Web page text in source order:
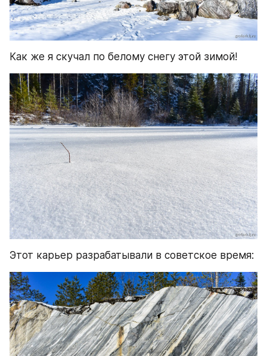
Как же я скучал по белому снегу этой зимой!
Этот карьер разрабатывали в советское время: